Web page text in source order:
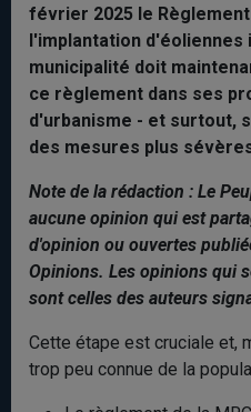
février 2025 le
l'implantation d'éoliennes
municipalité doit
ce règlement dans ses
d'urbanisme - et surtout,
des mesures plus
Note de la rédaction : Le
aucune opinion qui est
d'opinion ou ouvertes
Opinions. Les opinions qui
sont celles des auteurs
Cette étape est cruciale et,
trop peu connue de la